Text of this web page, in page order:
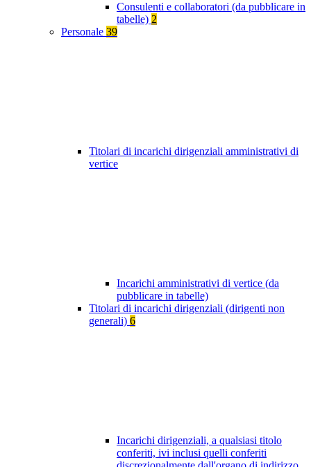
Consulenti e collaboratori (da pubblicare in
tabelle) 2
Personale 39
Titolari di incarichi dirigenziali amministrativi di
vertice
Incarichi amministrativi di vertice (da
pubblicare in tabelle)
Titolari di incarichi dirigenziali (dirigenti non
generali) 6
Incarichi dirigenziali, a qualsiasi titolo
conferiti, ivi inclusi quelli conferiti